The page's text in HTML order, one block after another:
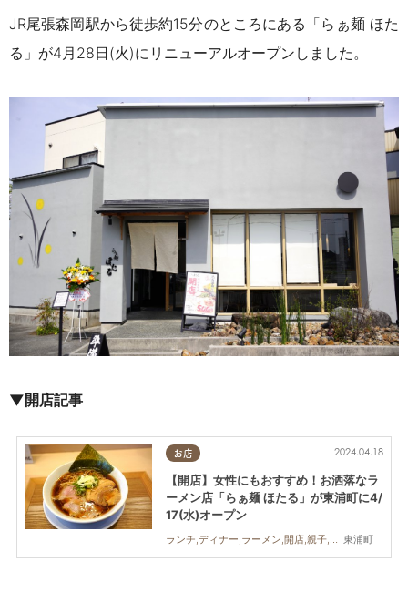
JR尾張森岡駅から徒歩約15分のところにある「らぁ麺 ほた
る」が4月28日(火)にリニューアルオープンしました。
▼開店記事
お店
東浦町
2024.04.18
【開店】女性にもおすすめ！お洒落なラ
ーメン店「らぁ麺 ほたる」が東浦町に4/
17(水)オープン
ランチ,ディナー,ラーメン,開店,親子,おひとりさま